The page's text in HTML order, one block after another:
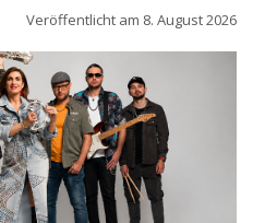
Veröffentlicht am 8. August 2026